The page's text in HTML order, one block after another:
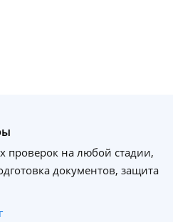
проверок на любой стадии,
документов, защита